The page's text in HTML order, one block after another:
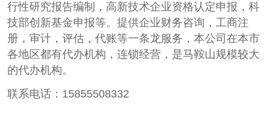
行性研究报告编制，高新技术企业资格认定申报，科
技部创新基金申报等。提供企业财务咨询，工商注
册，审计，评估，代账等一条龙服务，本公司在本市
各地区都有代办机构，连锁经营，是马鞍山规模较大
的代办机构。
联系电话：15855508332